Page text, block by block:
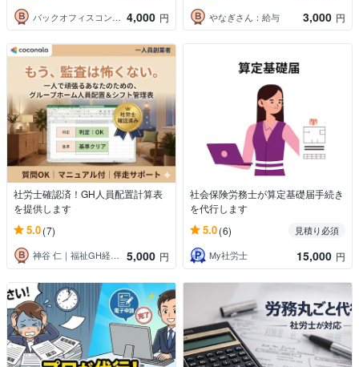
バックオフィスコンシェルジュ saya
4,000 円
やなぎさん：給与
3,000 円
社労士確認済！GH人員配置計算表
を提供します
5.0(7)
神谷 仁｜福祉GH経営の現場コンサル 5,000 円
社会保険労務士が算定基礎届手続き
を代行します
5.0(6)
見積り必須
My社労士
15,000 円